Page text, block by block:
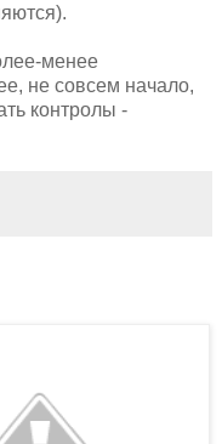
менее
не совсем начало,
контролы -